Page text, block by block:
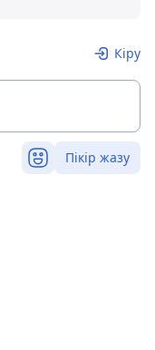
Кіру
Пікір жазу